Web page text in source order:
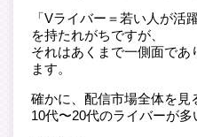
「Vライバー＝若い人が活
を持たれがちですが、
それはあくまで一側面であ
ます。
確かに、配信市場全体を見
10代〜20代のライバーが多